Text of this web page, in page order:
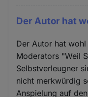
Der Autor hat
Der Autor hat
Moderators "Weil
Selbstverleugner
nicht merkwürdig
Anspielung auf